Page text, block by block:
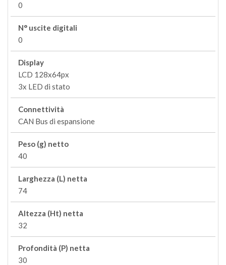
0
N° uscite digitali
0
Display
LCD 128x64px
3x LED di stato
Connettività
CAN Bus di espansione
Peso (g) netto
40
Larghezza (L) netta
74
Altezza (Ht) netta
32
Profondità (P) netta
30